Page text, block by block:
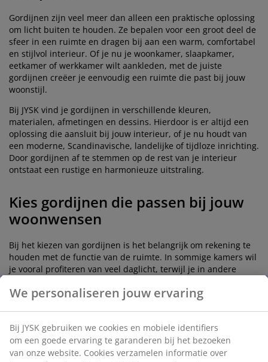
Gordijnen zijn veel meer dan alleen een praktische oplossing
om licht buiten te houden. Ze bepalen voor een groot deel de
sfeer in een ruimte en dragen bij aan een warm, comfortabel
en stijlvol interieur. Of je nu je woonkamer, slaapkamer,
eetkamer of werkkamer wilt aankleden, met de juiste
gordijnen creëer je eenvoudig een ruimte die past bij jouw
woonstijl.
Bij JYSK vind je gordijnen in verschillende kleuren,
materialen, afmetingen en dessins. Hierdoor is er altijd een
oplossing die aansluit bij jouw interieur, of je nu houdt van
een moderne, Scandinavische, landelijke of tijdloze inrichting.
Door gordijnen af te stemmen op de rest van je interieur
ontstaat een rustige en harmonieuze uitstraling.
Kies gordijnen die passen bij jouw
woonwensen
Bij het kiezen van gordijnen is het belangrijk om rekening te
houden met de functie van de ruimte. In sommige kamers wil
je vooral profiteren van veel daglicht, terwijl je in andere
sfeer. Ook de kleur en de stof spelen een belangrijke rol.
interieur.
Daarnaast bepalen de lengte, de breedte en de manier
We personaliseren jouw ervaring
Bij JYSK gebruiken we cookies en mobiele identifiers
om een goede ervaring te garanderen bij het bezoeken
van onze website. Cookies verzamelen informatie over